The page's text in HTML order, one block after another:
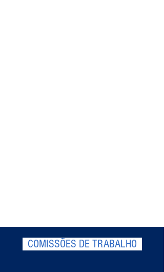
COMISSÕES DE TRABALHO